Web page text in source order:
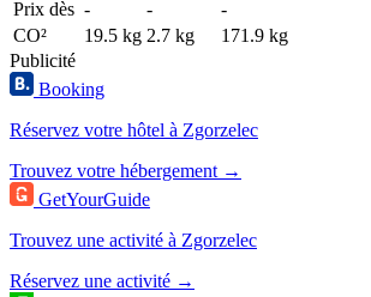
Prix dès - -
-
CO²
19.5 kg 2.7 kg
171.9 kg
Publicité
Booking
Réservez votre hôtel à Zgorzelec
Trouvez votre hébergement →
GetYourGuide
Trouvez une activité à Zgorzelec
Réservez une activité →